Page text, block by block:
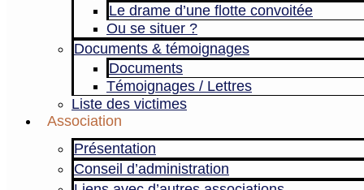
Le drame d’une flotte convoitée
Ou se situer ?
Documents & témoignages
Documents
Témoignages / Lettres
Liste des victimes
Association
Présentation
Conseil d’administration